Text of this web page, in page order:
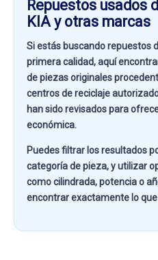
Repuestos usados
KIA y otras marcas
Si estás buscandorepuestos
primera calidad, aquí
de piezas originales
centros de reciclaje
han sido revisados para
económica.
Puedes filtrar los resultados
categoría de pieza, y utilizar
comocilindrada, potencia o
encontrar exactamente lo